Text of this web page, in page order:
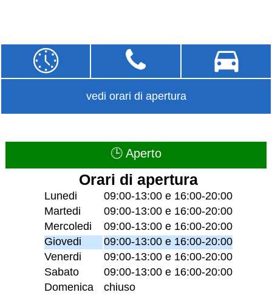
vedi orari di apertura
🕒 Aperto
Orari di apertura
Lunedi
09:00-13:00 e 16:00-20:00
Martedi
09:00-13:00 e 16:00-20:00
Mercoledi
09:00-13:00 e 16:00-20:00
Giovedi
09:00-13:00 e 16:00-20:00
Venerdi
09:00-13:00 e 16:00-20:00
Sabato
09:00-13:00 e 16:00-20:00
Domenica
chiuso